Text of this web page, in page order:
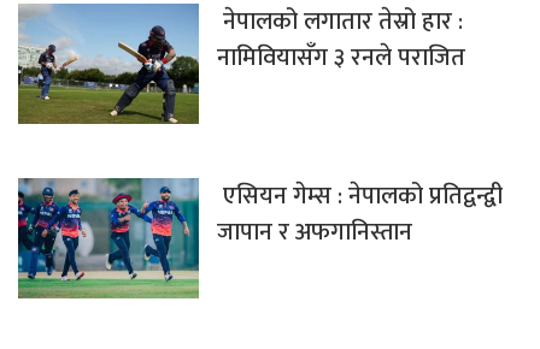
नेपालको लगातार तेस्रो हार :
नामिवियासँग ३ रनले पराजित
एसियन गेम्स : नेपालको प्रतिद्वन्द्वी
जापान र अफगानिस्तान